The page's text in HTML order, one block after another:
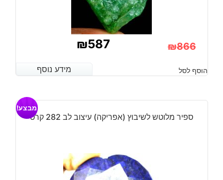
₪866
המקורי
היה:
₪866.
₪587
הנוכחי
הוא:
₪587.
מידע נוסף הוסף לסל מידע נוסף
ספיר מלוטש לשיבוץ (אפריקה) עיצוב לב 282 קרט
מבצע!